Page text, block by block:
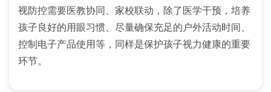
视防控需要医教协同、家校联动，除了医学干预，培养
孩子良好的用眼习惯、尽量确保充足的户外活动时间、
控制电子产品使用等，同样是保护孩子视力健康的重要
环节。